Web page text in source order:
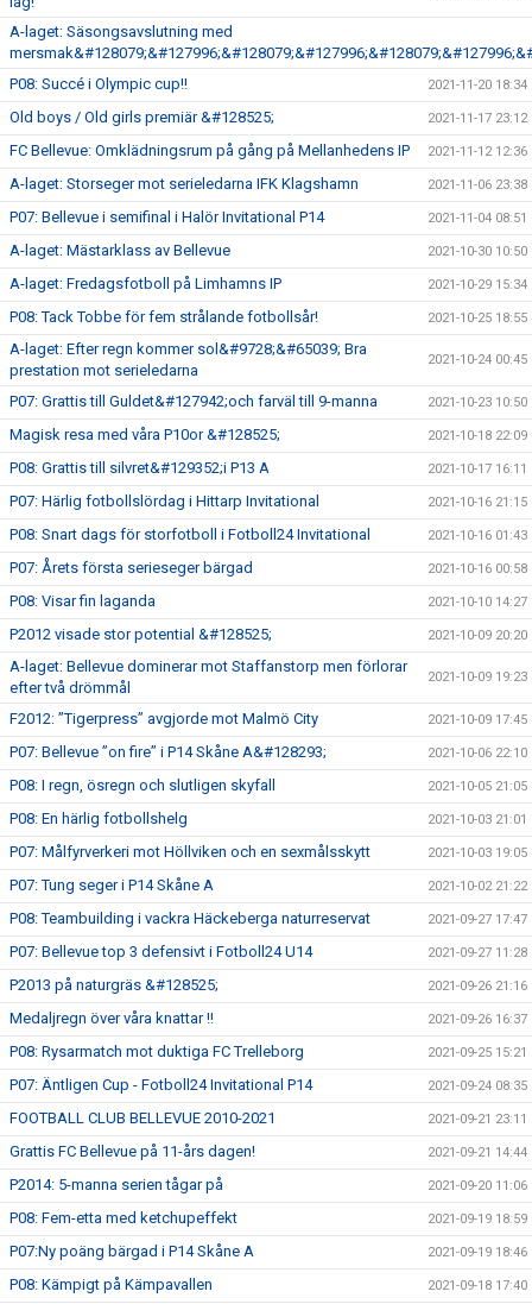
A-laget: Säsongsavslutning med
P08: Succé i Olympic cup!!
2021-11-20 18:34
Old boys / Old girls premiär &#128525; 2021-11-17 23:12
FC Bellevue: Omklädningsrum på gång på Mellanhedens IP 2021-11-12 12:36
A-laget: Storseger mot serieledarna IFK Klagshamn 2021-11-06 23:38
P07: Bellevue i semifinal i Halör Invitational P14 2021-11-04 08:51
A-laget: Mästarklass av Bellevue 2021-10-30 10:50
A-laget: Fredagsfotboll på Limhamns IP 2021-10-29 15:34
P08: Tack Tobbe för fem strålande fotbollsår! 2021-10-25 18:55
A-laget: Efter regn kommer sol&#9728;&#65039; Bra
prestation mot serieledarna
2021-10-24 00:45
P07: Grattis till Guldet&#127942;och farväl till 9-manna 2021-10-23 10:50
Magisk resa med våra P10or &#128525; 2021-10-18 22:09
P08: Grattis till silvret&#129352;i P13 A 2021-10-17 16:11
P07: Härlig fotbollslördag i Hittarp Invitational 2021-10-16 21:15
P08: Snart dags för storfotboll i Fotboll24 Invitational 2021-10-16 01:43
P07: Årets första serieseger bärgad 2021-10-16 00:58
P08: Visar fin laganda 2021-10-10 14:27
P2012 visade stor potential &#128525; 2021-10-09 20:20
A-laget: Bellevue dominerar mot Staffanstorp men förlorar
efter två drömmål
2021-10-09 19:23
F2012: ”Tigerpress” avgjorde mot Malmö City 2021-10-09 17:45
P07: Bellevue ”on fire” i P14 Skåne A&#128293; 2021-10-06 22:10
P08: I regn, ösregn och slutligen skyfall 2021-10-05 21:05
P08: En härlig fotbollshelg 2021-10-03 21:01
P07: Målfyrverkeri mot Höllviken och en sexmålsskytt 2021-10-03 19:05
P07: Tung seger i P14 Skåne A 2021-10-02 21:22
P08: Teambuilding i vackra Häckeberga naturreservat 2021-09-27 17:47
P07: Bellevue top 3 defensivt i Fotboll24 U14 2021-09-27 11:28
P2013 på naturgräs &#128525; 2021-09-26 21:16
Medaljregn över våra knattar !! 2021-09-26 16:37
P08: Rysarmatch mot duktiga FC Trelleborg 2021-09-25 15:21
P07: Äntligen Cup - Fotboll24 Invitational P14 2021-09-24 08:35
FOOTBALL CLUB BELLEVUE 2010-2021 2021-09-21 23:11
Grattis FC Bellevue på 11-års dagen! 2021-09-21 14:44
P2014: 5-manna serien tågar på 2021-09-20 11:06
P08: Fem-etta med ketchupeffekt 2021-09-19 18:59
P07:Ny poäng bärgad i P14 Skåne A 2021-09-19 18:46
P08: Kämpigt på Kämpavallen 2021-09-18 17:40